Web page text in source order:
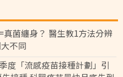
菌纏身？ 醫生教1方法分辨
不同
度「流感疫苗接種計劃」引